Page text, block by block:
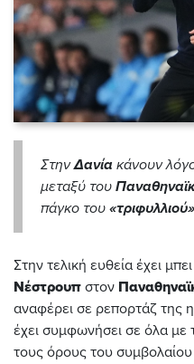
ΣτηνΔανία κάνουν
μεταξύ του
πάγκο του «τριφυλλιού»
Στην τελική ευθεία έχει
Νέστρουπ στον
αναφέρει σε ρεπορτάζ της η
έχει συμφωνήσει σε όλα με
τους όρους του